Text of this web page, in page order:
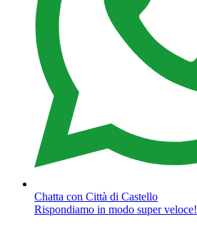
Chatta con Città di Castello
Rispondiamo in modo super veloce!